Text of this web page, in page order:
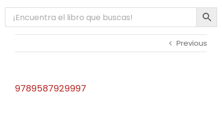
Previous
9789587929997